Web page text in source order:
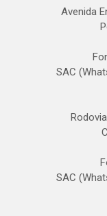
Avenida
SAC
SAC